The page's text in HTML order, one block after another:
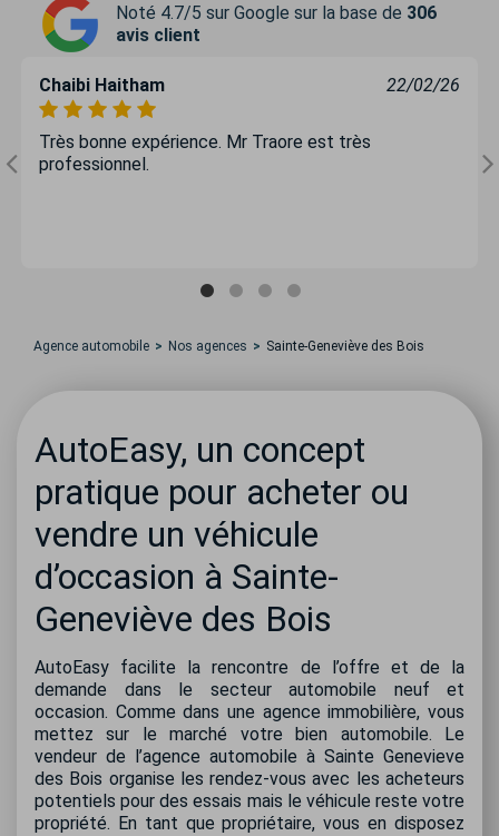
Noté 4.7/5 sur Google sur la base de 306
avis client
Chaibi Haitham 22/02/26
Très bonne expérience. Mr Traore est très
professionnel.
Agence automobile Nos agences Sainte-Geneviève des Bois
AutoEasy, un concept
pratique pour acheter ou
vendre un véhicule
d’occasion à Sainte-
Geneviève des Bois
AutoEasy facilite la rencontre de l’offre et de la
demande dans le secteur automobile neuf et
occasion. Comme dans une agence immobilière, vous
mettez sur le marché votre bien automobile. Le
vendeur de l’agence automobile à Sainte Genevieve
des Bois organise les rendez-vous avec les acheteurs
potentiels pour des essais mais le véhicule reste votre
propriété. En tant que propriétaire, vous en disposez